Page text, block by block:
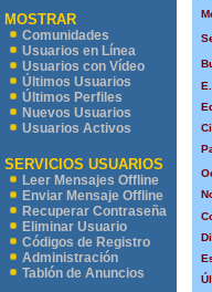
MOSTRAR
Comunidades
Usuarios en Línea
Usuarios con Vídeo
Últimos Usuarios
Últimos Perfiles
Nuevos Usuarios
Usuarios Activos
SERVICIOS USUARIOS
Leer Mensajes Offline
Enviar Mensaje Offline
Recuperar Contraseña
Eliminar Usuario
Códigos de Registro
Administración
Tablón de Anuncios